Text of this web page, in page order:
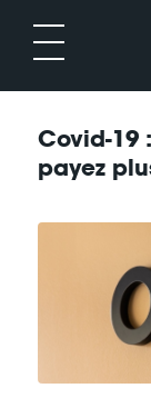
Covid-19
payez